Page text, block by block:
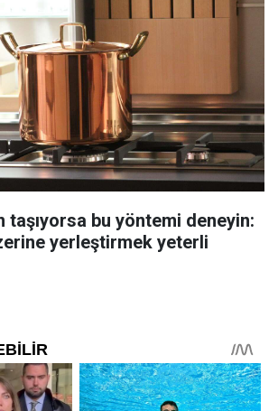
taşıyorsa bu yöntemi deneyin:
yerleştirmek yeterli